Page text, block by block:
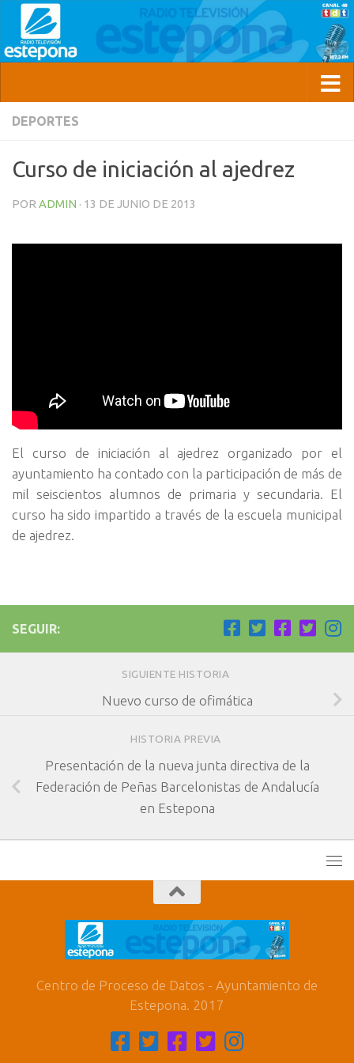
DEPORTES
Curso de iniciación al ajedrez
POR ADMIN · 13 DE JUNIO DE 2013
El curso de iniciación al ajedrez organizado por el
ayuntamiento ha contado con la participación de más de
mil seiscientos alumnos de primaria y secundaria. El
curso ha sido impartido a través de la escuela municipal
de ajedrez.
SEGUIR:
SIGUIENTE HISTORIA
Nuevo curso de ofimática
HISTORIA PREVIA
Presentación de la nueva junta directiva de la
Federación de Peñas Barcelonistas de Andalucía
en Estepona
Centro de Proceso de Datos - Ayuntamiento de
Estepona. 2017